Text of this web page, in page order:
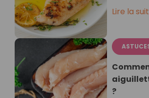
Lire la
?